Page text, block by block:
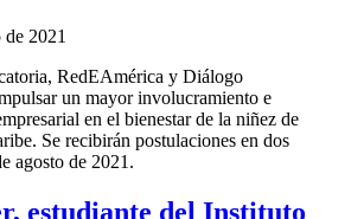
de 2021
RedEAmérica y Diálogo
un mayor involucramiento e
en el bienestar de la niñez de
Se recibirán postulaciones en dos
agosto de 2021.
estudiante del Instituto